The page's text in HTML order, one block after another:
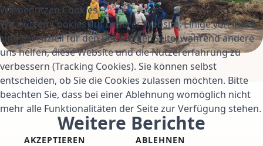
Weitere Berichte
Wir benutzen Cookies
Wir nutzen Cookies auf unserer Website. Einige von ihnen
sind essenziell für den Betrieb der Seite, während andere
uns helfen, diese Website und die Nutzererfahrung zu
verbessern (Tracking Cookies). Sie können selbst
entscheiden, ob Sie die Cookies zulassen möchten. Bitte
beachten Sie, dass bei einer Ablehnung womöglich nicht
mehr alle Funktionalitäten der Seite zur Verfügung stehen.
AKZEPTIEREN ABLEHNEN